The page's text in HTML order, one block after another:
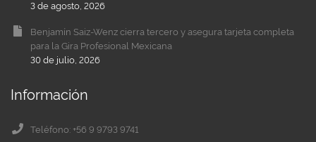
3 de agosto, 2026
Benjamín Saiz-Wenz cierra tercero y asegura tarjeta completa
para la Gira Profesional Mexicana
30 de julio, 2026
Información
Teléfono: +56 9 9793 9741